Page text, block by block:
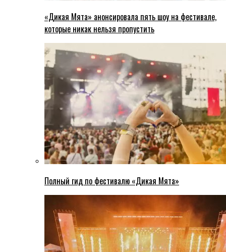
«Дикая Мята» анонсировала пять шоу на фестивале,
которые никак нельзя пропустить
Полный гид по фестивалю «Дикая Мята»